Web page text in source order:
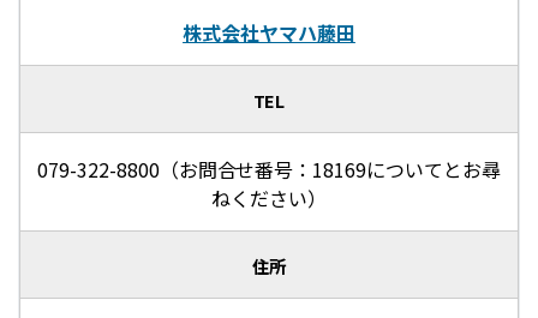
株式会社ヤマハ藤田
TEL
079-322-8800（お問合せ番号：18169についてとお尋
ねください）
住所